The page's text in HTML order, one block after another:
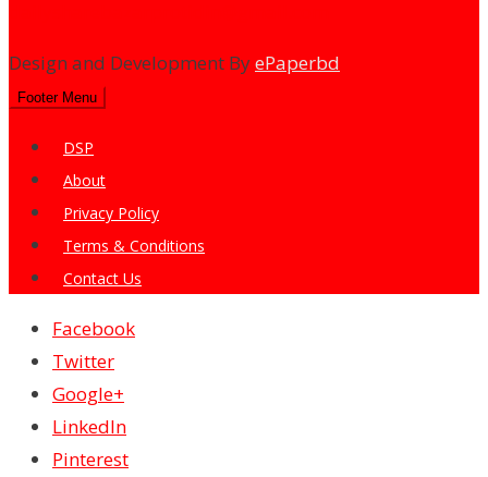
Design and Development ByePaperbd
Footer Menu
DSP
About
Privacy Policy
Terms & Conditions
Contact Us
Facebook
Twitter
Google+
LinkedIn
Pinterest